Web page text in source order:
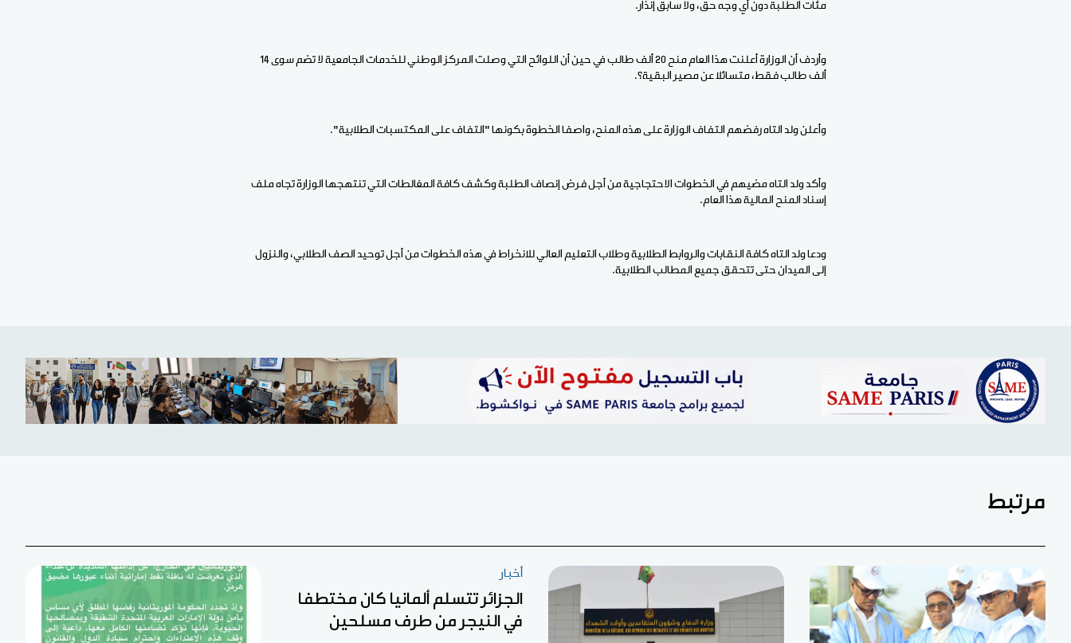
مئات الطلبة دون أي وجه حق، ولا سابق إنذار.
وأردف أن الوزارة أعلنت هذا العام منح 20 ألف طالب في حين أن اللوائح التي وصلت المركز الوطني للخدمات الجامعية لا تضم سوى 14
ألف طالب فقط، متسائلا عن مصير البقية؟.
وأعلن ولد التاه رفضهم التفاف الوزارة على هذه المنح، واصفا الخطوة بكونها "التفاف على المكتسبات الطلابية".
وأكد ولد التاه مضيهم في الخطوات الاحتجاجية من أجل فرض إنصاف الطلبة وكشف كافة المغالطات التي تنتهجها الوزارة تجاه ملف
إسناد المنح المالية هذا العام.
ودعا ولد التاه كافة النقابات والروابط الطلابية وطلاب التعليم العالي للانخراط في هذه الخطوات من أجل توحيد الصف الطلابي، والنزول
إلى الميدان حتى تتحقق جميع المطالب الطلابية.
مرتبط
أخبار
الجزائر تتسلم ألمانيا كان مختطفا
في النيجر من طرف مسلحين